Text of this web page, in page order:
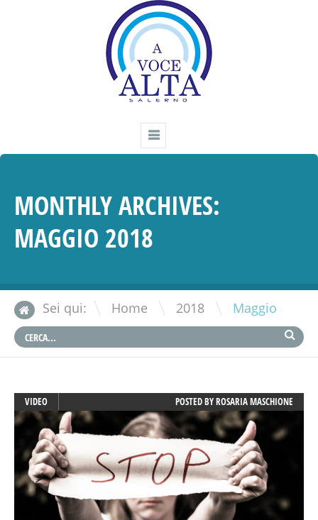
MONTHLY ARCHIVES:
MAGGIO 2018
Sei qui: Home \ 2018 \ Maggio
VIDEO POSTED BYROSARIA MASCHIONE